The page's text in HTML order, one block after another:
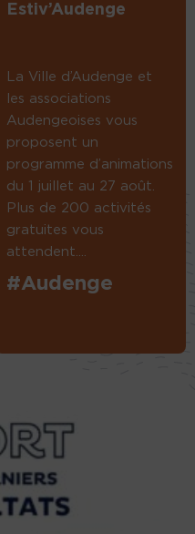
Estiv’Audenge
La Ville d’Audenge et
les associations
Audengeoises vous
proposent un
programme d’animations
du 1 juillet au 27 août.
Plus de 200 activités
gratuites vous
attendent....
#Audenge